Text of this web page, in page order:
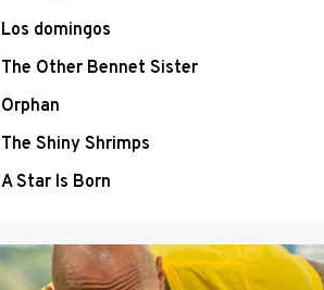
Los domingos
The Other Bennet Sister
Orphan
The Shiny Shrimps
A Star Is Born